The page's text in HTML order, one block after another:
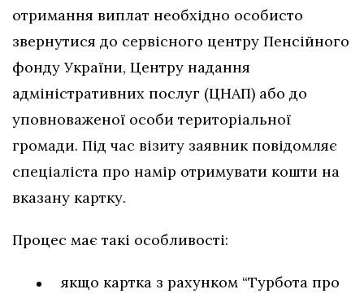
отримання виплат необхідно особисто
звернутися до сервісного центру Пенсійного
фонду України, Центру надання
адміністративних послуг (ЦНАП) або до
уповноваженої особи територіальної
громади. Під час візиту заявник повідомляє
спеціаліста про намір отримувати кошти на
вказану картку.
Процес має такі особливості:
якщо картка з рахунком “Турбота про